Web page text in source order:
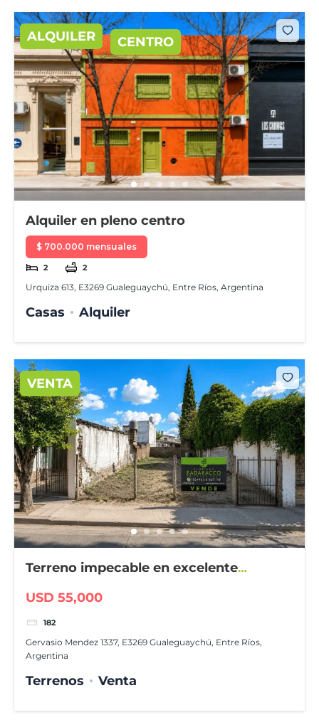
ALQUILER CENTRO
Alquiler en pleno centro
$ 700.000 mensuales
2 2
Urquiza 613, E3269 Gualeguaychú, Entre Ríos, Argentina
Casas Alquiler
VENTA
Terreno impecable en excelente
USD 55,000
182
Gervasio Mendez 1337, E3269 Gualeguaychú, Entre Ríos,
Argentina
Terrenos Venta